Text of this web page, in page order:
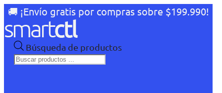
🚚 ¡Envío gratis por compras sobre $199.990!
Búsqueda de productos